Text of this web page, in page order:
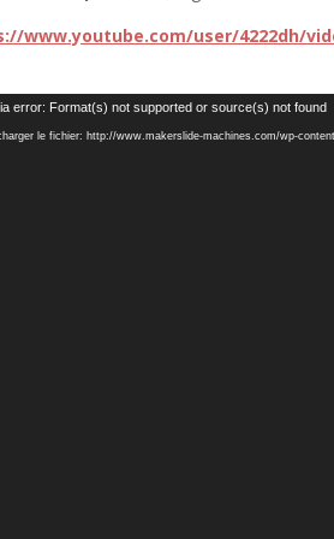
www.youtube.com/user/4222dh/
error: Format(s) not supported or source(s) not found
le fichier: http://www.makerslide-machines.com/wp-